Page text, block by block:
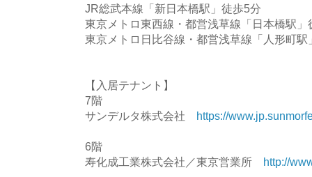
JR総武本線「新日本橋駅」徒歩5分
東京メトロ東西線・都営浅草線「日本橋駅」
東京メトロ日比谷線・都営浅草線「人形町駅
【入居テナント】
7階
サンデルタ株式会社 https://
6階
寿化成工業株式会社／東京営業所 http://